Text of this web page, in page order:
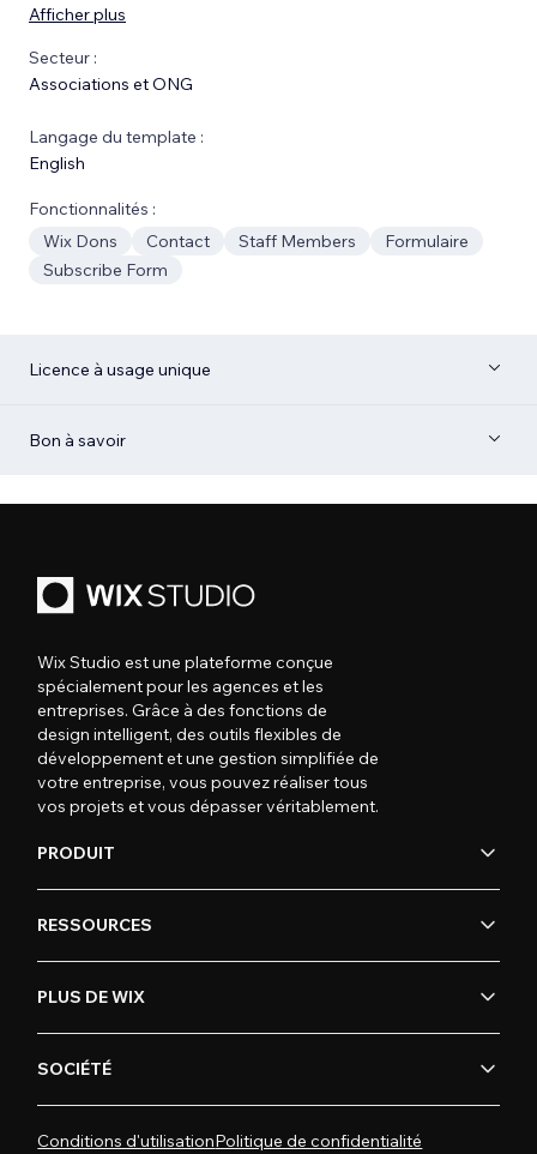
Afficher plus
Secteur :
Associations et ONG
Langage du template :
English
Fonctionnalités :
Wix Dons
Contact Staff Members
Formulaire
Subscribe Form
Licence à usage unique
Bon à savoir
Wix Studio est une plateforme conçue
spécialement pour les agences et les
entreprises. Grâce à des fonctions de
design intelligent, des outils flexibles de
développement et une gestion simplifiée de
votre entreprise, vous pouvez réaliser tous
vos projets et vous dépasser véritablement.
PRODUIT
RESSOURCES
PLUS DE WIX
SOCIÉTÉ
Conditions d'utilisationPolitique de confidentialité